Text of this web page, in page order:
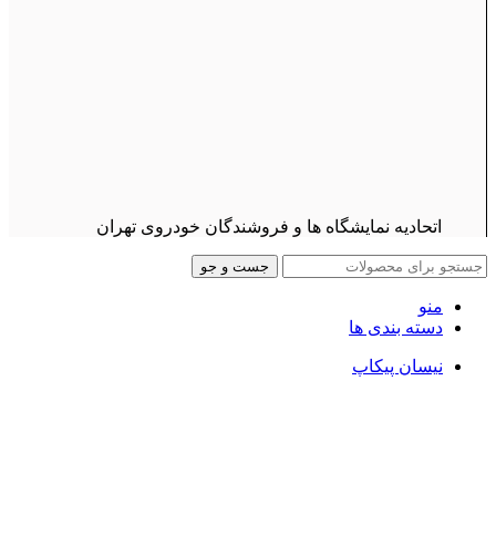
اتحادیه نمایشگاه ها و فروشندگان خودروی تهران
جست و جو
منو
دسته بندی ها
نیسان پیکاپ